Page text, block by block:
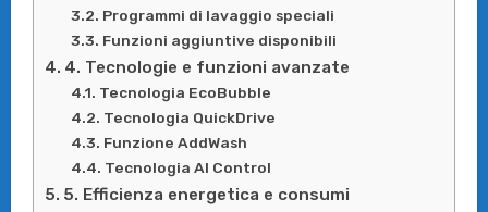
Programmi di lavaggio speciali
Funzioni aggiuntive disponibili
4. Tecnologie e funzioni avanzate
Tecnologia EcoBubble
Tecnologia QuickDrive
Funzione AddWash
Tecnologia AI Control
5. Efficienza energetica e consumi